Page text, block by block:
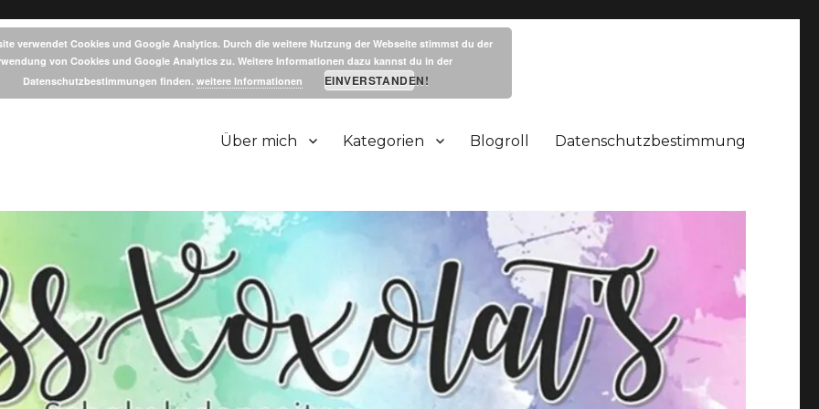
Über mich Kategorien Blogroll Datenschutzbestimmung
verwendet Cookies und Google Analytics. Durch die weitere Nutzung der Webseite stimmst du der
von Cookies und Google Analytics zu. Weitere Informationen dazu kannst du in der
Datenschutzbestimmungen finden. weitere Informationen EINVERSTANDEN!